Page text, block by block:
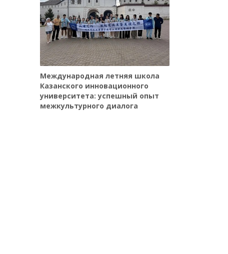
Международная летняя школа
Казанского инновационного
университета: успешный опыт
межкультурного диалога